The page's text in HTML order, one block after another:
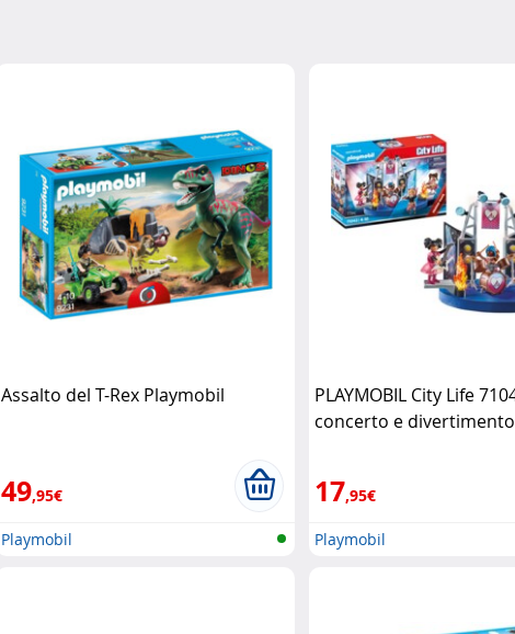
Assalto del T-Rex Playmobil
49,95€
Playmobil
PLAYMOBIL City Life
concerto e
17,95€
Playmobil